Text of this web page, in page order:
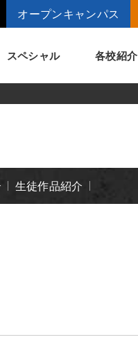
オープンキャンパス
スペシャル 各校紹介
生徒作品紹介